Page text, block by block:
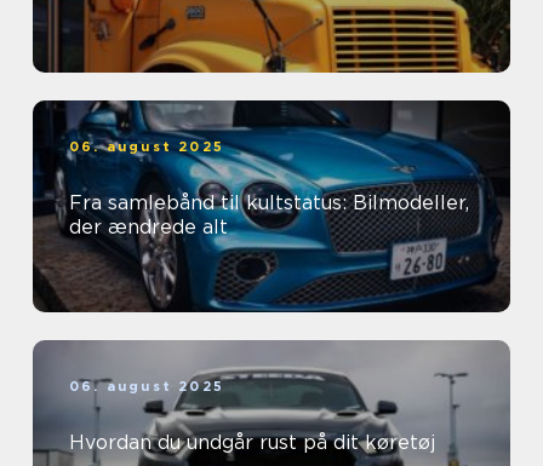
06. august 2025
Fra samlebånd til kultstatus: Bilmodeller,
der ændrede alt
06. august 2025
Hvordan du undgår rust på dit køretøj